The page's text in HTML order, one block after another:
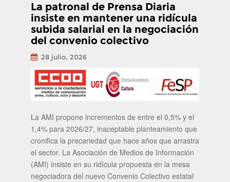
La patronal de Prensa Diaria
insiste en mantener una ridícula
subida salarial en la negociación
del convenio colectivo
28 julio, 2026
La AMI propone incrementos de entre el 0,5% y el
1,4% para 2026/27, inaceptable planteamiento que
cronifica la precariedad que hace años que arrastra
el sector. La Asociación de Medios de Información
(AMI) insiste en su ridícula propuesta en la mesa
negociadora del nuevo Convenio Colectivo estatal